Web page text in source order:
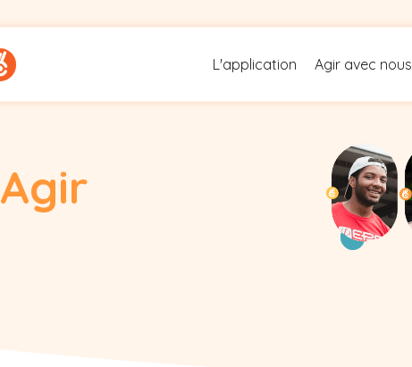
L'application Agir avec nous
Agir